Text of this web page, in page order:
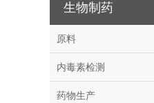
生物制药
原料
内毒素检测
药物生产